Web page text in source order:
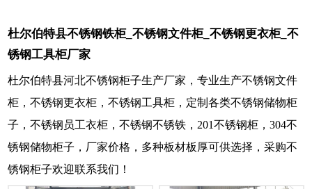
杜尔伯特县不锈钢铁柜_不锈钢文件柜_不锈钢更衣柜_不
锈钢工具柜厂家
杜尔伯特县河北不锈钢柜子生产厂家，专业生产不锈钢文件
柜，不锈钢更衣柜，不锈钢工具柜，定制各类不锈钢储物柜
子，不锈钢员工衣柜，不锈钢不锈铁，201不锈钢柜，304不
锈钢储物柜子，厂家价格，多种板材板厚可供选择，采购不
锈钢柜子欢迎联系我们！